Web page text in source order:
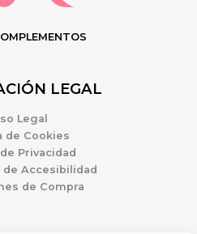
LEGAL
Legal
de Cookies
Privacidad
de Accesibilidad
de Compra